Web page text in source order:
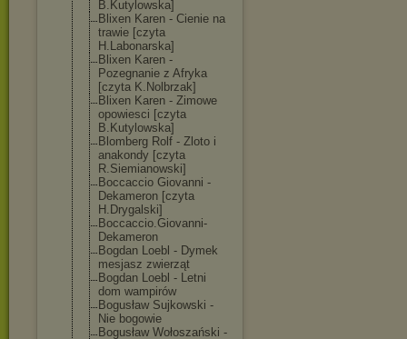
B.Kutylowska]
Blixen Karen - Cienie na
trawie [czyta
H.Labonarska]
Blixen Karen -
Pozegnanie z Afryka
[czyta K.Nolbrzak]
Blixen Karen - Zimowe
opowiesci [czyta
B.Kutylowska]
Blomberg Rolf - Zloto i
anakondy [czyta
R.Siemianowski]
Boccaccio Giovanni -
Dekameron [czyta
H.Drygalski]
Boccaccio.Giovanni-
Dekameron
Bogdan Loebl - Dymek
mesjasz zwierząt
Bogdan Loebl - Letni
dom wampirów
Bogusław Sujkowski -
Nie bogowie
Bogusław Wołoszański -